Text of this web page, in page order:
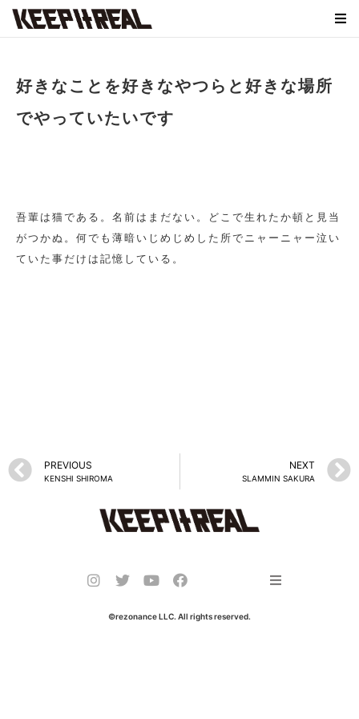
好きなことを好きなやつらと好きな場所
でやっていたいです
吾輩は猫である。名前はまだない。どこで生れたか頓と見当
がつかぬ。何でも薄暗いじめじめした所でニャーニャー泣い
ていた事だけは記憶している。
PREVIOUS
KENSHI SHIROMA
NEXT
SLAMMIN SAKURA
©️rezonance LLC. All rights reserved.